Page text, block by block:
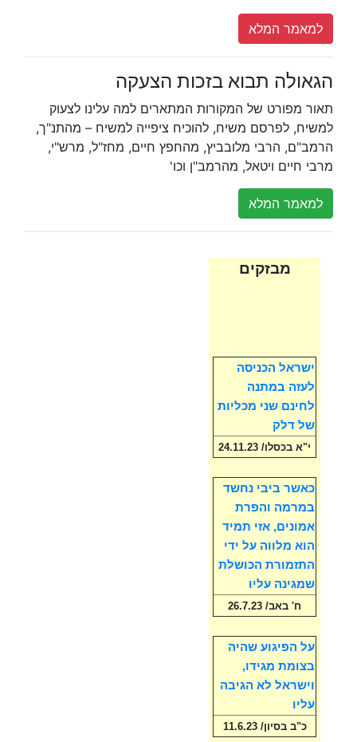
למאמר המלא
הגאולה תבוא בזכות הצעקה
תאור מפורט של המקורות המתארים למה עלינו לצעוק
למשיח, לפרסם משיח, להוכיח ציפייה למשיח – מהתנ"ך,
הרמב"ם, הרבי מלובביץ, מהחפץ חיים, מחז"ל, מרש"י,
מרבי חיים ויטאל, מהרמב"ן וכו'
למאמר המלא
מבזקים
ישראל הכניסה
לעזה במתנה
לחינם שני מכליות
של דלק
י"א בכסלו/ 24.11.23
כאשר ביבי נחשד
במרמה והפרת
אמונים, אזי תמיד
הוא מלווה על ידי
התזמורת הכושלת
שמגינה עליו
ח' באב/ 26.7.23
על הפיגוע שהיה
בצומת מגידו,
וישראל לא הגיבה
עליו
כ"ב בסיון/ 11.6.23